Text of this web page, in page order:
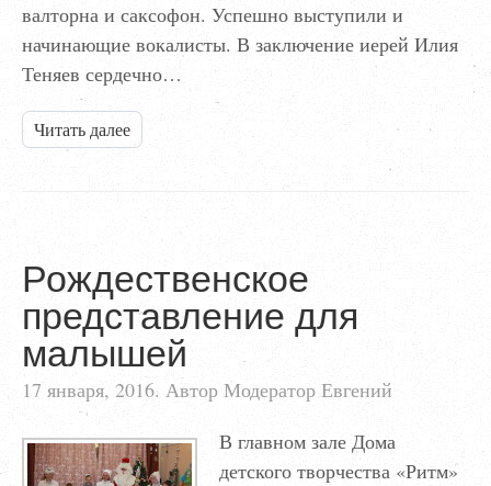
валторна и саксофон. Успешно выступили и
начинающие вокалисты. В заключение иерей Илия
Теняев сердечно…
Читать далее
Рождественское
представление для
малышей
17 января, 2016. Автор Модератор Евгений
В главном зале Дома
детского творчества «Ритм»